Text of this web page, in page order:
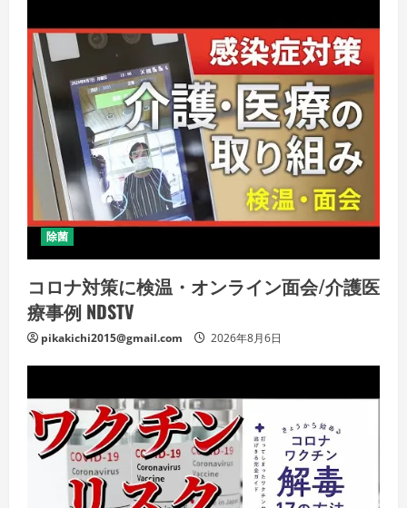
除菌
コロナ対策に検温・オンライン面会/介護医
療事例 NDSTV
pikakichi2015@gmail.com 2026年8月6日